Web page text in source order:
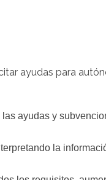
ayudas para
ayudas y
la